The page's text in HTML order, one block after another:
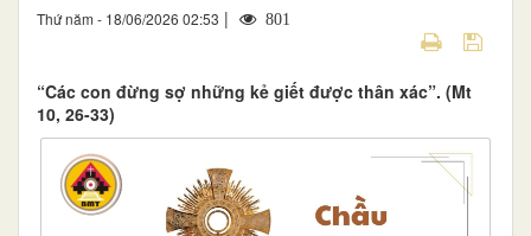
Thứ năm - 18/06/2026 02:53 | 801
“Các con đừng sợ những kẻ giết được thân xác”. (Mt
10, 26-33)